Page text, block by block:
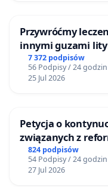
Przywróćmy
innymi guzami
Centrum Zdrowia
7 372 podpisów
56 Podpisy / 24 godzin
25 Jul 2026
Petycja o
związanych z
824 podpisów
54 Podpisy / 24 godzin
27 Jul 2026